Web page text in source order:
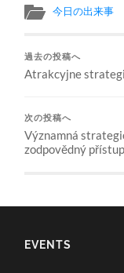
今日の出来事
過去の投稿へ
Atrakcyjne
次の投稿へ
Významná
zodpovědný přístup
EVENTS